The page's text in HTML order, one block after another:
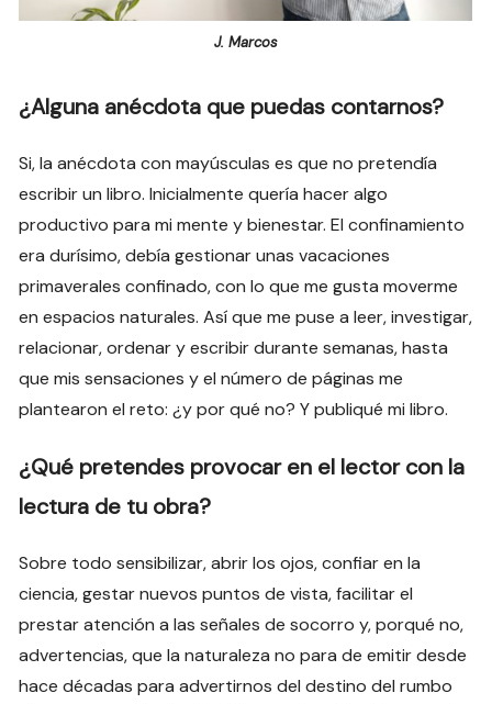
J. Marcos
¿Alguna anécdota que puedas contarnos?
Si, la anécdota con mayúsculas es que no pretendía
escribir un libro. Inicialmente quería hacer algo
productivo para mi mente y bienestar. El confinamiento
era durísimo, debía gestionar unas vacaciones
primaverales confinado, con lo que me gusta moverme
en espacios naturales. Así que me puse a leer, investigar,
relacionar, ordenar y escribir durante semanas, hasta
que mis sensaciones y el número de páginas me
plantearon el reto: ¿y por qué no? Y publiqué mi libro.
¿Qué pretendes provocar en el lector con la
lectura de tu obra?
Sobre todo sensibilizar, abrir los ojos, confiar en la
ciencia, gestar nuevos puntos de vista, facilitar el
prestar atención a las señales de socorro y, porqué no,
advertencias, que la naturaleza no para de emitir desde
hace décadas para advertirnos del destino del rumbo